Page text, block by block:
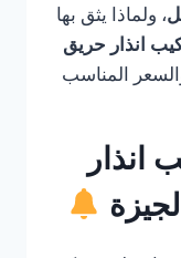
، ولماذا يثق بها
انذار حريق
المناسب
انذار